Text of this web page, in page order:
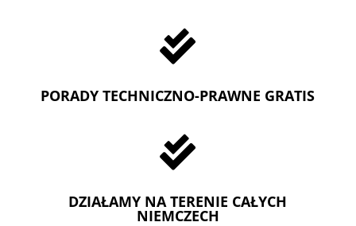

PORADY TECHNICZNO-PRAWNE GRATIS

DZIAŁAMY NA TERENIE CAŁYCH
NIEMCZECH